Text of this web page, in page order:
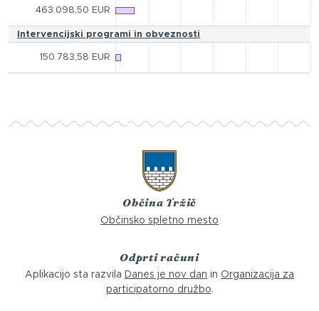
463.098,50 EUR
Intervencijski programi in obveznosti
150.783,58 EUR
Občina Tržič
Občinsko spletno mesto
Odprti računi
Aplikacijo sta razvila Danes je nov dan in Organizacija za
participatorno družbo.